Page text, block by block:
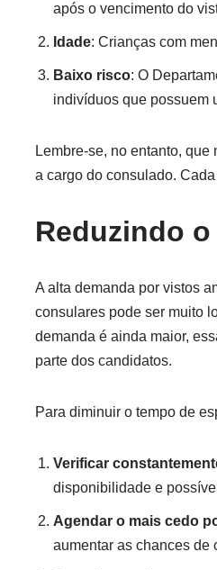
após o vencimento do
Idade: Crianças com
Baixo risco: O
indivíduos que possuem
Lembre-se, no entanto,
a cargo do consulado.
Reduzindo
A alta demanda por vistos
consulares pode ser muito
demanda é ainda maior,
parte dos candidatos.
Para diminuir o tempo de
Verificar
disponibilidade e
Agendar o mais cedo
aumentar as chances de